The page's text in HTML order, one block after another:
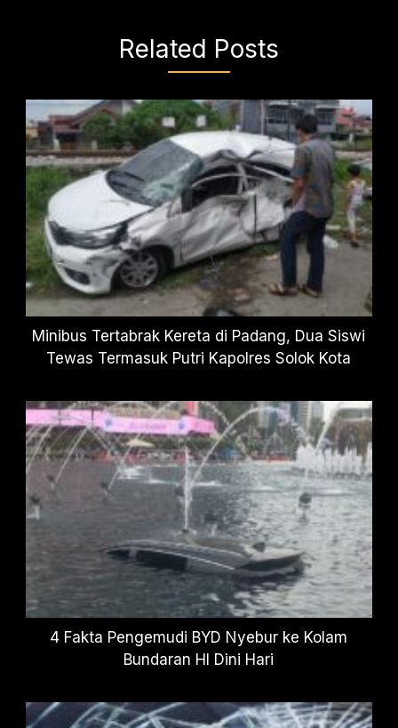
Related Posts
Minibus Tertabrak Kereta di Padang, Dua Siswi
Tewas Termasuk Putri Kapolres Solok Kota
4 Fakta Pengemudi BYD Nyebur ke Kolam
Bundaran HI Dini Hari